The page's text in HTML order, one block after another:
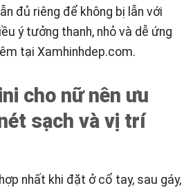
đủ riêng để không bị lẫn với
ý tưởng thanh, nhỏ và dễ ứng
tại Xamhinhdep.com.
cho nữ nên ưu
sạch và vị trí
nhất khi đặt ở cổ tay, sau gáy,